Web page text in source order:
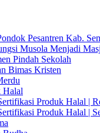
Pesantren Kab.
Musola Menjadi
Pindah Sekolah
Bimas Kristen
Halal
Produk Halal |
Produk Halal |